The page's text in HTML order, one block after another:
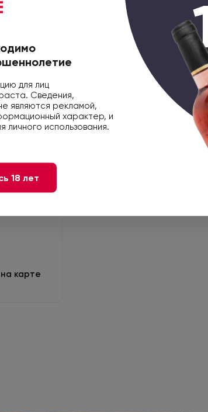
50,
карте
для лиц
Сведения,
являются рекламой,
характер, и
личного использования.
18 лет